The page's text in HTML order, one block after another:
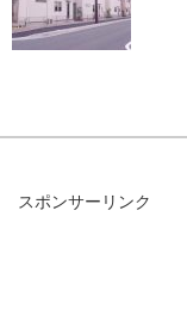
スポンサーリンク